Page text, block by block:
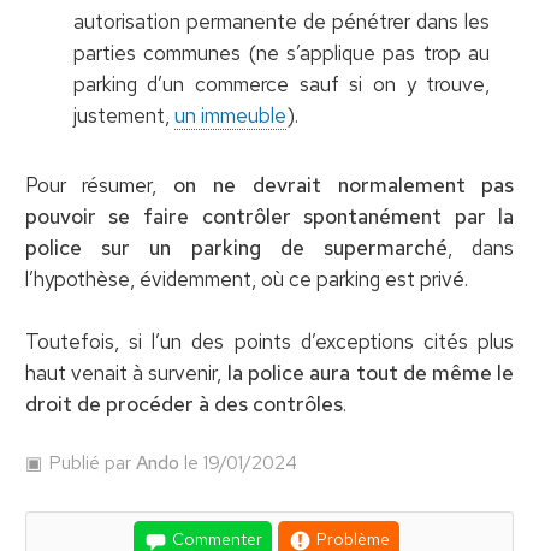
autorisation permanente de pénétrer dans les
parties communes (ne s’applique pas trop au
parking d’un commerce sauf si on y trouve,
justement, un immeuble).
Pour résumer, on ne devrait normalement pas
pouvoir se faire contrôler spontanément par la
police sur un parking de supermarché, dans
l’hypothèse, évidemment, où ce parking est privé.
Toutefois, si l’un des points d’exceptions cités plus
haut venait à survenir, la police aura tout de même le
droit de procéder à des contrôles.
Publié parAndo le 19/01/2024
Commenter Problème